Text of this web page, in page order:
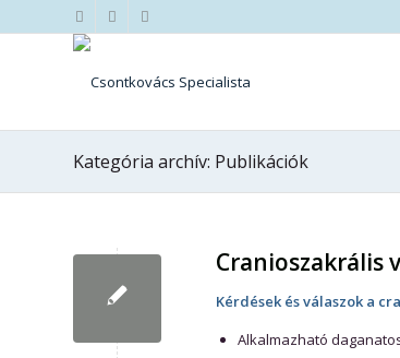
Kategória archív: Publikációk
Cranioszakrális
Kérdések és válaszok a
Alkalmazható